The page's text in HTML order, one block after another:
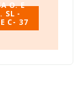
O. E
SL -
C- 37